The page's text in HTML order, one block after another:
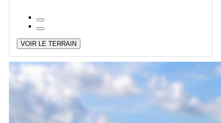
VOIR LE TERRAIN